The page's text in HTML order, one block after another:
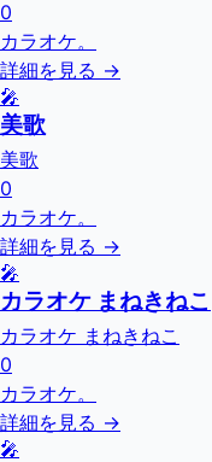
0
カラオケ。
詳細を見る →
🎤
美歌
美歌
0
カラオケ。
詳細を見る →
🎤
カラオケ まねきねこ
カラオケ まねきねこ
0
カラオケ。
詳細を見る →
🎤